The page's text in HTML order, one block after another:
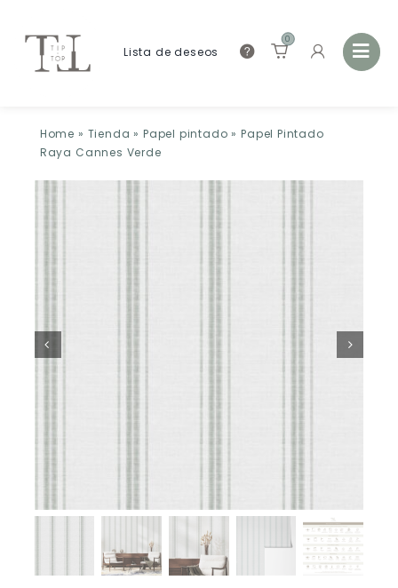
Lista de deseos
0
Home » Tienda » Papel pintado »Papel Pintado
Raya Cannes Verde